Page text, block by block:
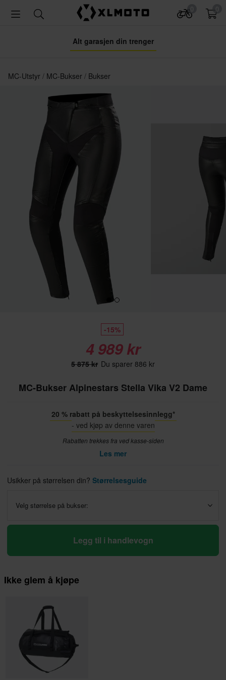
Alt garasjen din trenger
MC-Utstyr MC-Bukser Bukser
-15%
4 989 kr
5 875 kr Du sparer 886 kr
MC-Bukser Alpinestars Stella Vika V2 Dame
20 % rabatt på beskyttelsesinnlegg*
- ved kjøp av denne varen
Rabatten trekkes fra ved kasse-siden
Les mer
Usikker på størrelsen din? Størrelsesguide
Velg størrelse på bukser:
Legg til i handlevogn
Ikke glem å kjøpe